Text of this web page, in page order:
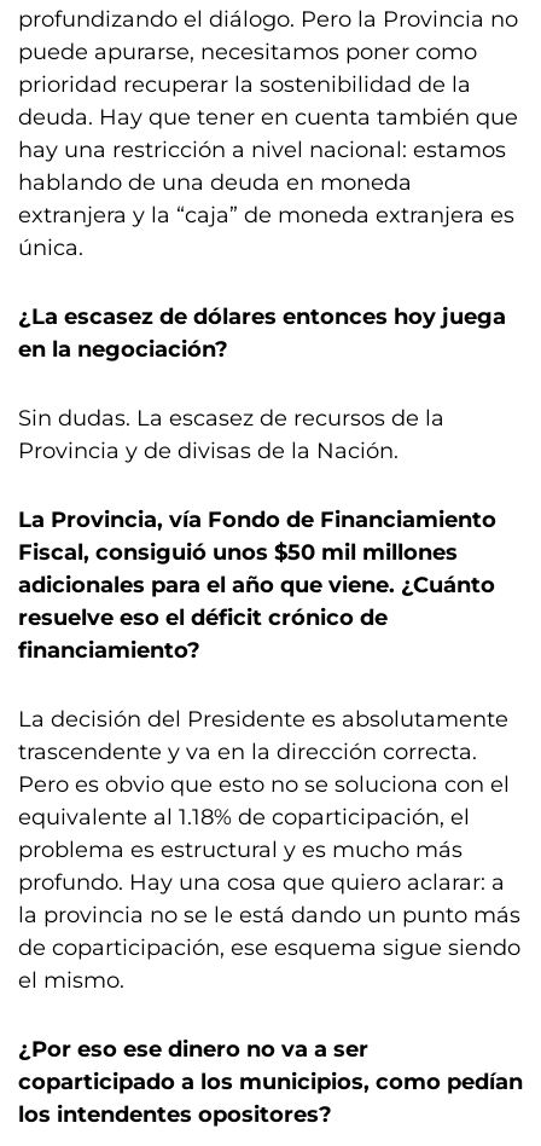
profundizando el diálogo. Pero la Provincia no
puede apurarse, necesitamos poner como
prioridad recuperar la sostenibilidad de la
deuda. Hay que tener en cuenta también que
hay una restricción a nivel nacional: estamos
hablando de una deuda en moneda
extranjera y la “caja” de moneda extranjera es
única.
¿La escasez de dólares entonces hoy juega
en la negociación?
Sin dudas. La escasez de recursos de la
Provincia y de divisas de la Nación.
La Provincia, vía Fondo de Financiamiento
Fiscal, consiguió unos $50 mil millones
adicionales para el año que viene. ¿Cuánto
resuelve eso el déficit crónico de
financiamiento?
La decisión del Presidente es absolutamente
trascendente y va en la dirección correcta.
Pero es obvio que esto no se soluciona con el
equivalente al 1.18% de coparticipación, el
problema es estructural y es mucho más
profundo. Hay una cosa que quiero aclarar: a
la provincia no se le está dando un punto más
de coparticipación, ese esquema sigue siendo
el mismo.
¿Por eso ese dinero no va a ser
coparticipado a los municipios, como pedían
los intendentes opositores?